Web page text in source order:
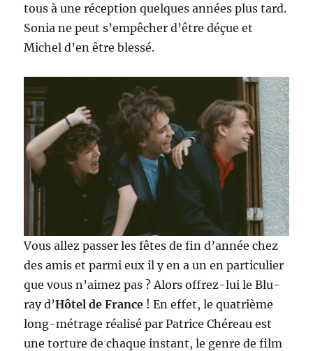
tous à une réception quelques années plus tard.
Sonia ne peut s’empêcher d’être déçue et
Michel d’en être blessé.
Vous allez passer les fêtes de fin d’année chez
des amis et parmi eux il y en a un en particulier
que vous n’aimez pas ? Alors offrez-lui le Blu-
ray d’Hôtel de France ! En effet, le quatrième
long-métrage réalisé par Patrice Chéreau est
une torture de chaque instant, le genre de film